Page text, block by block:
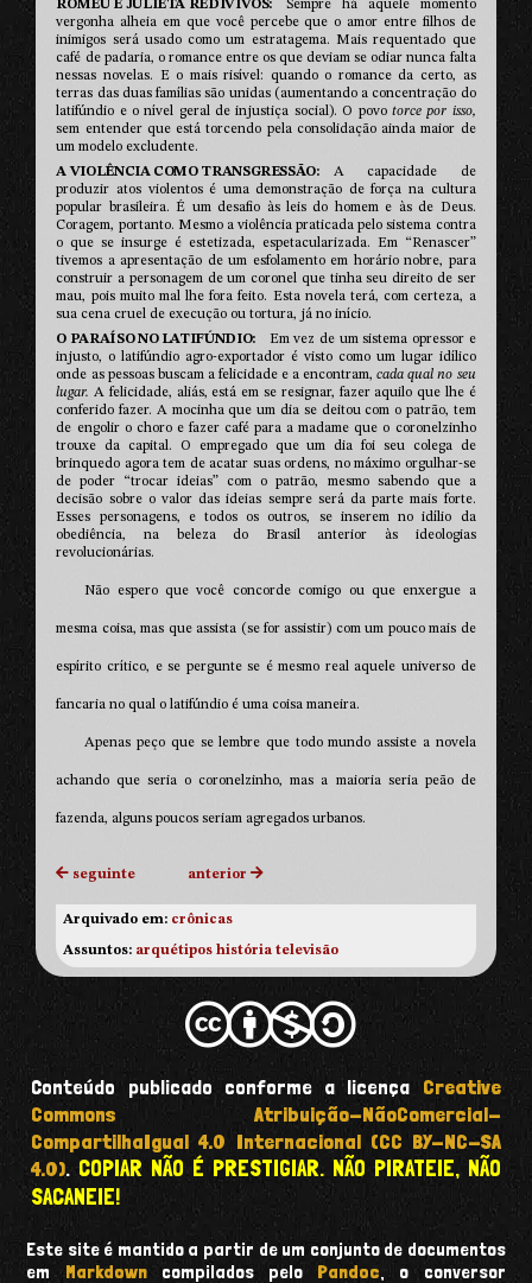
ROMEU E JULIETA REDIVIVOS
Sempre há aquele momento
vergonha alheia em que você percebe que o amor entre filhos de
inimigos será usado como um estratagema. Mais requentado que
café de padaria, o romance entre os que deviam se odiar nunca falta
nessas novelas. E o mais risível: quando o romance da certo, as
terras das duas famílias são unidas (aumentando a concentração do
latifúndio e o nível geral de injustiça social). O povo torce por isso,
sem entender que está torcendo pela consolidação ainda maior de
um modelo excludente.
A VIOLÊNCIA COMO TRANSGRESSÃO
A capacidade de
produzir atos violentos é uma demonstração de força na cultura
popular brasileira. É um desafio às leis do homem e às de Deus.
Coragem, portanto. Mesmo a violência praticada pelo sistema contra
o que se insurge é estetizada, espetacularizada. Em “Renascer”
tivemos a apresentação de um esfolamento em horário nobre, para
construir a personagem de um coronel que tinha seu direito de ser
mau, pois muito mal lhe fora feito. Esta novela terá, com certeza, a
sua cena cruel de execução ou tortura, já no início.
O PARAÍSO NO LATIFÚNDIO
Em vez de um sistema opressor e
injusto, o latifúndio agro-exportador é visto como um lugar idílico
onde as pessoas buscam a felicidade e a encontram,cada qual no seu
lugar. A felicidade, aliás, está em se resignar, fazer aquilo que lhe é
conferido fazer. A mocinha que um dia se deitou com o patrão, tem
de engolir o choro e fazer café para a madame que o coronelzinho
trouxe da capital. O empregado que um dia foi seu colega de
brinquedo agora tem de acatar suas ordens, no máximo orgulhar-se
de poder “trocar ideias” com o patrão, mesmo sabendo que a
decisão sobre o valor das ideias sempre será da parte mais forte.
Esses personagens, e todos os outros, se inserem no idílio da
obediência, na beleza do Brasil anterior às ideologias
revolucionárias.
Não espero que você concorde comigo ou que enxergue a
mesma coisa, mas que assista (se for assistir) com um pouco mais de
espírito crítico, e se pergunte se é mesmo real aquele universo de
fancaria no qual o latifúndio é uma coisa maneira.
Apenas peço que se lembre que todo mundo assiste a novela
achando que seria o coronelzinho, mas a maioria seria peão de
fazenda, alguns poucos seriam agregados urbanos.
seguinte anterior
Arquivado em: crônicas
Assuntos: arquétipos história televisão
Conteúdo publicado conforme a licença Creative
Commons Atribuição-NãoComercial-
CompartilhaIgual 4.0 Internacional (CC BY-NC-SA
4.0).COPIAR NÃO É PRESTIGIAR. NÃO PIRATEIE, NÃO
SACANEIE!
Este site é mantido a partir de um conjunto de documentos
emMarkdowncompilados pelo Pandoc, o conversor